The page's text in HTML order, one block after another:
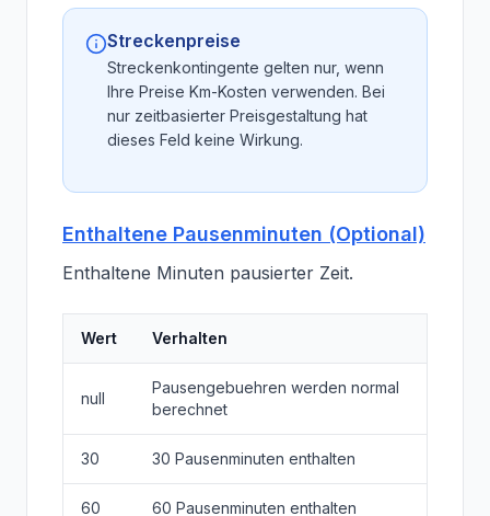
Streckenpreise
Streckenkontingente gelten nur, wenn
Ihre Preise Km-Kosten verwenden. Bei
nur zeitbasierter Preisgestaltung hat
dieses Feld keine Wirkung.
Enthaltene Pausenminuten (Optional)
Enthaltene Minuten pausierter Zeit.
Wert Verhalten
null
Pausengebuehren werden normal
berechnet
30 30 Pausenminuten enthalten
60 60 Pausenminuten enthalten